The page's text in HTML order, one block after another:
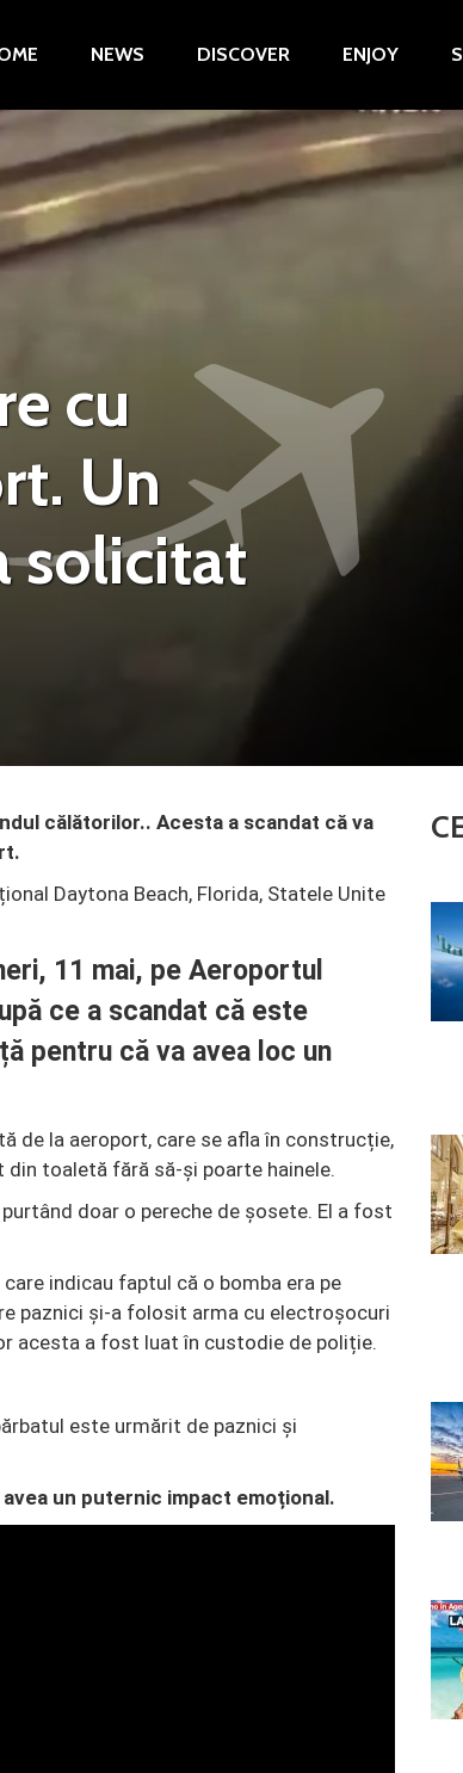
NEWS DISCOVER ENJOY
cu
Un
solicitat
călătorilor.. Acesta a scandat că va
Daytona Beach, Florida, Statele Unite
11 mai, pe Aeroportul
ce a scandat că este
pentru că va avea loc un
de la aeroport, care se afla în construcție,
din toaletă fără să-și poarte hainele.
doar o pereche de șosete. El a fost
indicau faptul că o bomba era pe
paznici și-a folosit arma cu electroșocuri
acesta a fost luat în custodie de poliție.
este urmărit de paznici și
un puternic impact emoțional.